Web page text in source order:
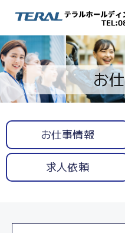
お
お仕事情報
求人依頼